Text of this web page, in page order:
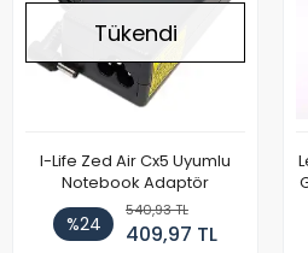
Tükendi
I-Life Zed Air Cx5 Uyumlu
Notebook Adaptör
%24
540,93 TL
409,97 TL